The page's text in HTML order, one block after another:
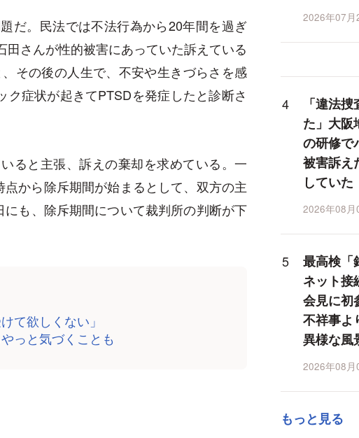
だ。民法では不法行為から20年間を過ぎ
さんが性的被害にあっていた訴えている
その後の人生で、不安や生きづらさを感
症状が起きてPTSDを発症したと診断さ
ると主張、訴えの棄却を求めている。一
から除斥期間が始まるとして、双方の主
も、除斥期間について裁判所の判断が下
て欲しくない」
っと気づくことも
2026年07
「違法
た」大阪
の研修で
被害訴え
していた
2026年08
最高検「
ネット接
会見に初
不祥事よ
異様な風
2026年08
もっと見る